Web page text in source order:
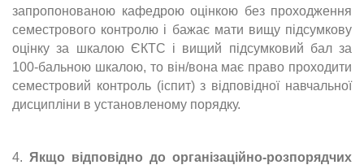
запропонованою кафедрою оцінкою без проходження
семестрового контролю і бажає мати вищу підсумкову
оцінку за шкалою ЄКТС і вищий підсумковий бал за
100-бальною шкалою, то він/вона має право проходити
семестровий контроль (іспит) з відповідної навчальної
дисципліни в установленому порядку.
4. Якщо відповідно до організаційно-розпорядчих